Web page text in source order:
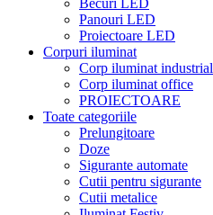
Becuri LED
Panouri LED
Proiectoare LED
Corpuri iluminat
Corp iluminat industrial
Corp iluminat office
PROIECTOARE
Toate categoriile
Prelungitoare
Doze
Sigurante automate
Cutii pentru sigurante
Cutii metalice